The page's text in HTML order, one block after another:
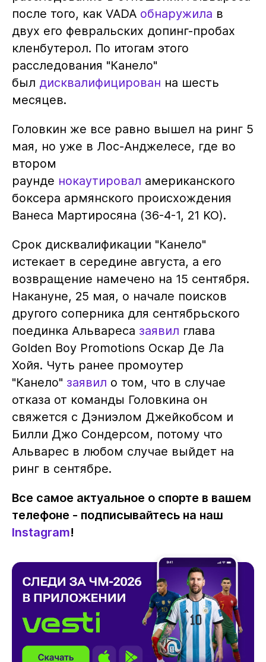
после того, как VADA обнаружила в
двух его февральских допинг-пробах
кленбутерол. По итогам этого
расследования "Канело"
был дисквалифицирован на шесть
месяцев.
Головкин же все равно вышел на ринг 5
мая, но уже в Лос-Анджелесе, где во
втором
раунде нокаутировал американского
боксера армянского происхождения
Ванеса Мартиросяна (36-4-1, 21 KO).
Срок дисквалификации "Канело"
истекает в середине августа, а его
возвращение намечено на 15 сентября.
Накануне, 25 мая, о начале поисков
другого соперника для сентябрьского
поединка Альвареса заявил глава
Golden Boy Promotions Оскар Де Ла
Хойя. Чуть ранее промоутер
"Канело" заявил о том, что в случае
отказа от команды Головкина он
свяжется с Дэниэлом Джейкобсом и
Билли Джо Сондерсом, потому что
Альварес в любом случае выйдет на
ринг в сентябре.
Все самое актуальное о спорте в вашем
телефоне - подписывайтесь на наш
Instagram!